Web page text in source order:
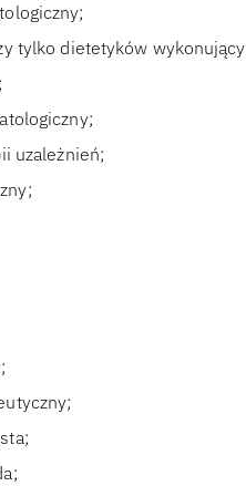
tylko dietetyków
uzależnień;